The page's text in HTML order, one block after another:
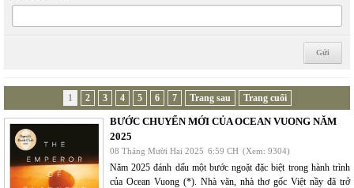
1 2 3 4 5 6 7 Trang sau Trang cuối
BƯỚC CHUYỂN MỚI CỦA OCEAN VUONG NĂM
2025
08 Tháng Mười Hai 2025 6:59 CH (Xem: 9304)
Năm 2025 đánh dấu một bước ngoặt đặc biệt trong hành trình
của Ocean Vuong (*). Nhà văn, nhà thơ gốc Việt nầy đã trở